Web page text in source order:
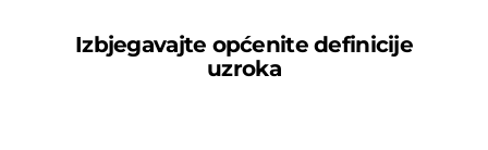
Izbjegavajte općenite definicije
uzroka